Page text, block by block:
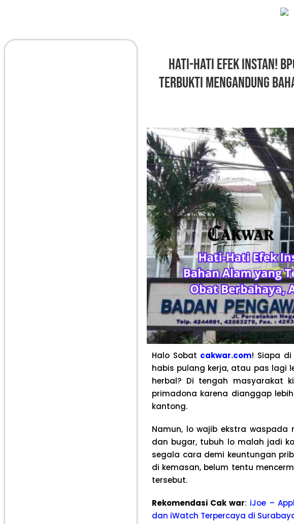
Hati-Hati Efek Instan!
Terbukti Mengandung
Halo Sobat cakwar.com! Siapa
habis pulang kerja, atau pas lagi
herbal? Di tengah masyarakat
primadona karena dianggap
kantong.
Namun, lo wajib ekstra
dan bugar, tubuh lo malah jadi
segala cara demi keuntungan
di kemasan, belum tentu
tersebut.
Rekomendasi Cak war: iJoe –
dan iWatch Terpercaya di